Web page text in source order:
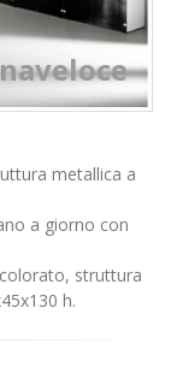
metallica a
a giorno con
colorato, struttura
h.